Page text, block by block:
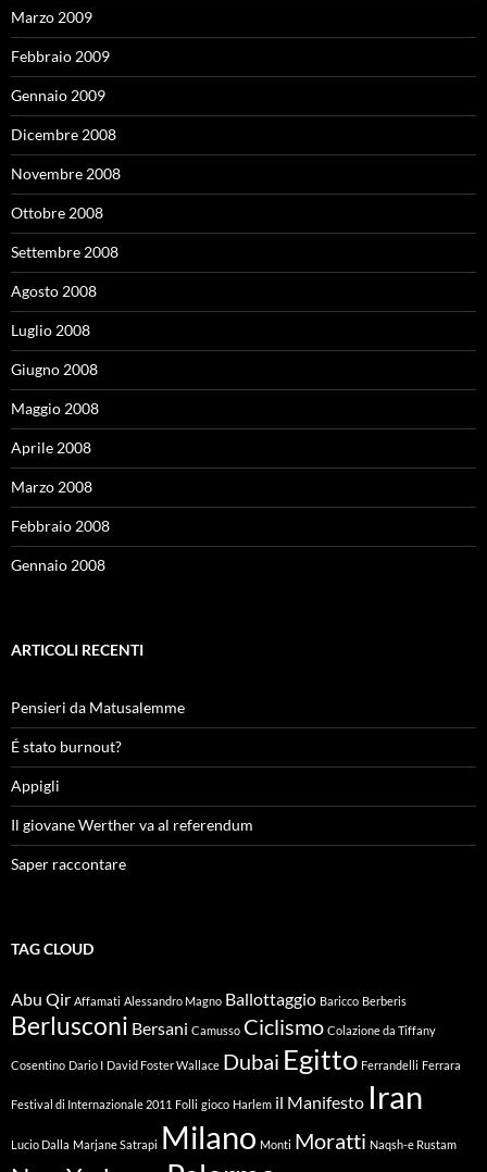
Marzo 2009
Febbraio 2009
Gennaio 2009
Dicembre 2008
Novembre 2008
Ottobre 2008
Settembre 2008
Agosto 2008
Luglio 2008
Giugno 2008
Maggio 2008
Aprile 2008
Marzo 2008
Febbraio 2008
Gennaio 2008
ARTICOLI RECENTI
Pensieri da Matusalemme
É stato burnout?
Appigli
Il giovane Werther va al referendum
Saper raccontare
TAG CLOUD
Abu Qir Affamati Alessandro Magno Ballottaggio Baricco Berberis
Berlusconi Bersani Camusso Ciclismo Colazione da Tiffany
Cosentino Dario I David Foster Wallace Dubai Egitto Ferrandelli Ferrara
Festival di Internazionale 2011 Folli gioco Harlem il Manifesto Iran
Lucio Dalla Marjane Satrapi Milano Monti Moratti Naqsh-e Rustam